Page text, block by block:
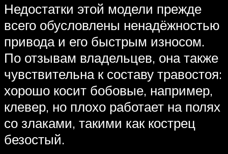
Недостатки этой модели прежде
всего обусловлены ненадёжностью
привода и его быстрым износом.
По отзывам владельцев, она также
чувствительна к составу травостоя:
хорошо косит бобовые, например,
клевер, но плохо работает на полях
со злаками, такими как кострец
безостый.